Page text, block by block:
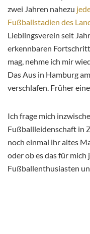
zwei Jahren nahezu
Fußballstadien des
Lieblingsverein seit
erkennbaren
mag, nehme ich mir
Das Aus in Hamburg
verschlafen. Früher
Ich frage mich
Fußballleidenschaft in
noch einmal ihr altes
oder ob es das für
Fußballenthusiasten